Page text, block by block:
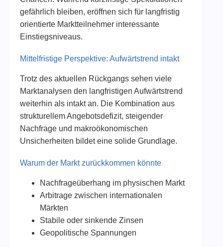
gefährlich bleiben, eröffnen sich für langfristig
orientierte Marktteilnehmer interessante
Einstiegsniveaus.
Mittelfristige Perspektive: Aufwärtstrend intakt
Trotz des aktuellen Rückgangs sehen viele
Marktanalysen den langfristigen Aufwärtstrend
weiterhin als intakt an. Die Kombination aus
strukturellem Angebotsdefizit, steigender
Nachfrage und makroökonomischen
Unsicherheiten bildet eine solide Grundlage.
Warum der Markt zurückkommen könnte
Nachfrageüberhang im physischen Markt
Arbitrage zwischen internationalen
Märkten
Stabile oder sinkende Zinsen
Geopolitische Spannungen